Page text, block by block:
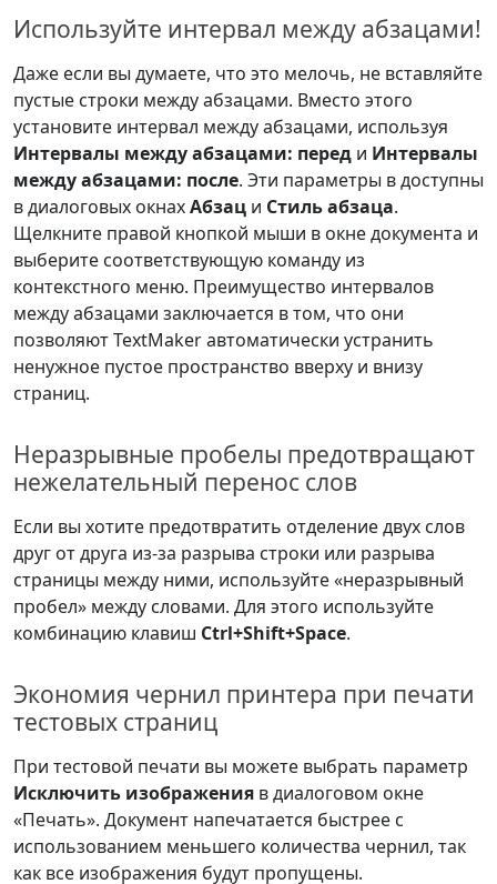
Используйте интервал между абзацами!
Даже если вы думаете, что это мелочь, не вставляйте
пустые строки между абзацами. Вместо этого
установите интервал между абзацами, используя
Интервалы между абзацами: перед и Интервалы
между абзацами: после. Эти параметры в доступны
в диалоговых окнахАбзац и Стиль абзаца.
Щелкните правой кнопкой мыши в окне документа и
выберите соответствующую команду из
контекстного меню. Преимущество интервалов
между абзацами заключается в том, что они
позволяют TextMaker автоматически устранить
ненужное пустое пространство вверху и внизу
страниц.
Неразрывные пробелы предотвращают
нежелательный перенос слов
Если вы хотите предотвратить отделение двух слов
друг от друга из-за разрыва строки или разрыва
страницы между ними, используйте «неразрывный
пробел» между словами. Для этого используйте
комбинацию клавиш Ctrl+Shift+Space.
Экономия чернил принтера при печати
тестовых страниц
При тестовой печати вы можете выбрать параметр
Исключить изображения в диалоговом окне
«Печать». Документ напечатается быстрее с
использованием меньшего количества чернил, так
как все изображения будут пропущены.